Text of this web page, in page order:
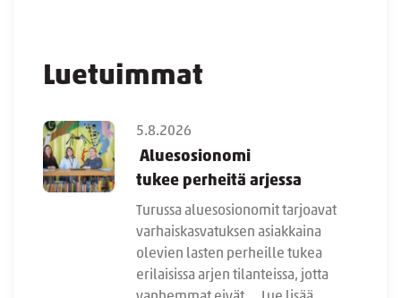
Luetuimmat
5.8.2026
Aluesosionomi
tukee perheitä arjessa
Turussa aluesosionomit tarjoavat
varhaiskasvatuksen asiakkaina
olevien lasten perheille tukea
erilaisissa arjen tilanteissa, jotta